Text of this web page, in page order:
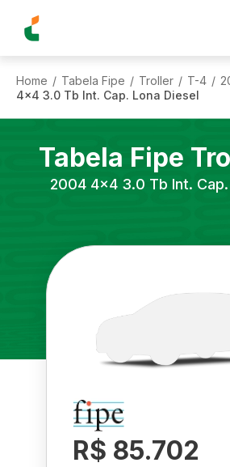
Home / Tabela Fipe / Troller / T-4 /
4x4 3.0 Tb Int. Cap. Lona Diesel
Tabela Fipe
2004 4x4 3.0 Tb Int.
R$ 85.702